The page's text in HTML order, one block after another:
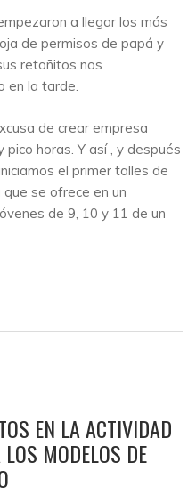
a llegar los más
de permisos de papá y
retoñitos nos
en la tarde.
de crear empresa
horas. Y así , y después
el primer talles de
que se ofrece en un
de 9, 10 y 11 de un
EN LA ACTIVIDAD
MODELOS DE